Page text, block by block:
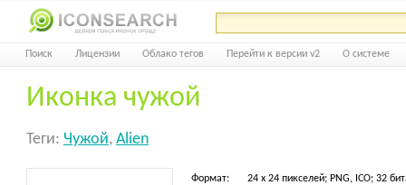
Поиск Лицензии Облако тегов Перейти к версии v2 О системе
Иконка чужой
Теги: Чужой, Alien
Формат: 24 x 24 пикселей; PNG, ICO; 32